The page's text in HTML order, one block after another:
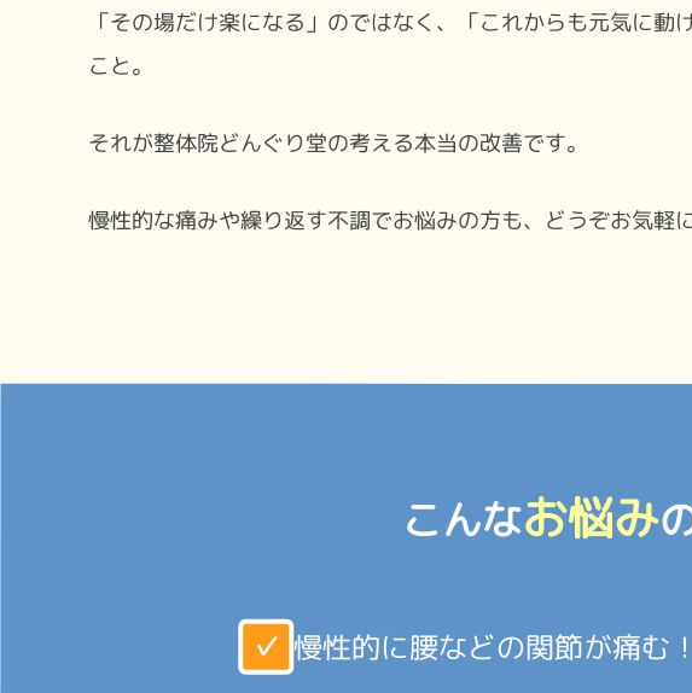
「その場だけ楽になる」のではなく、「これからも元気に動
こと。
それが整体院どんぐり堂の考える本当の改善です。
慢性的な痛みや繰り返す不調でお悩みの方も、どうぞお気軽
こんなお悩み
✓ 慢性的に腰などの関節が痛む